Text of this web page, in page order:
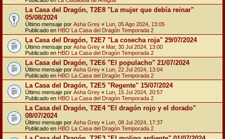
La Casa del Dragón, T2E8 "La mujer que debía reinar"
05/08/2024
Último mensaje por Asha Grey « Lun, 05 Ago 2024, 13:05
Publicado en HBO La Casa del Dragón Temporada 2
La Casa del Dragón, T2E7 "La cosecha roja" 29/07/2024
Último mensaje por Asha Grey « Mar, 30 Jul 2024, 13:00
Publicado en HBO La Casa del Dragón Temporada 2
La Casa del Dragón, T2E6 "El populacho" 21/07/2024
Último mensaje por Asha Grey « Lun, 22 Jul 2024, 13:04
Publicado en HBO La Casa del Dragón Temporada 2
La Casa del Dragón, T2E5 "Regente" 15/07/2024
Último mensaje por Asha Grey « Lun, 15 Jul 2024, 20:57
Publicado en HBO La Casa del Dragón Temporada 2
La Casa del Dragón, T2E4 "El dragón rojo y el dorado"
08/07/2024
Último mensaje por Asha Grey « Lun, 08 Jul 2024, 17:37
Publicado en HBO La Casa del Dragón Temporada 2